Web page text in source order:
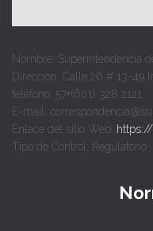
Nombre: Superintendencia
Dirección: Calle 26 # 13-49
teléfono: 57+(601) 328 2121
E-mail:
Enlace del sitio Web:
Tipo de Control: Regulatorio